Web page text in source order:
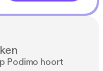
Podimo hoort